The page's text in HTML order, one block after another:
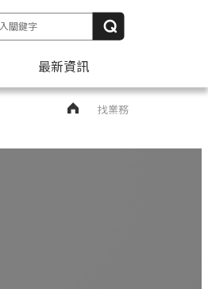
最新資訊
找業務